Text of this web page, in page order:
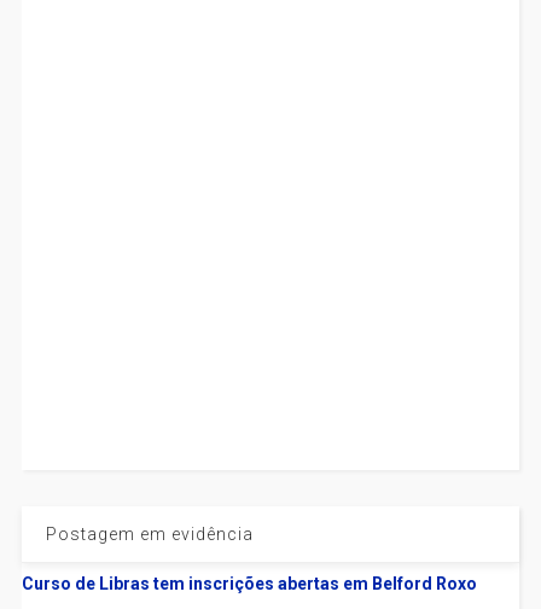
Postagem em evidência
Curso de Libras tem inscrições abertas em Belford Roxo